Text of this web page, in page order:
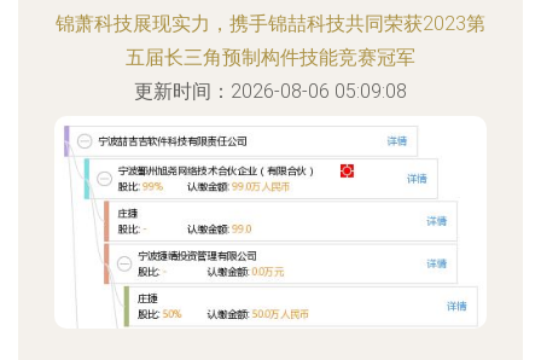
锦萧科技展现实力，携手锦喆科技共同荣获2023第
五届长三角预制构件技能竞赛冠军
更新时间：2026-08-06 05:09:08